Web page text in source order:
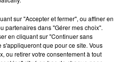
BENSON BOONE
The Time Of My Life
sur "Accepter et fermer", ou affiner en
partenaires dans "Gérer mes choix".
en cliquant sur "Continuer sans
s'appliqueront que pour ce site. Vous
ou retirer votre consentement à tout